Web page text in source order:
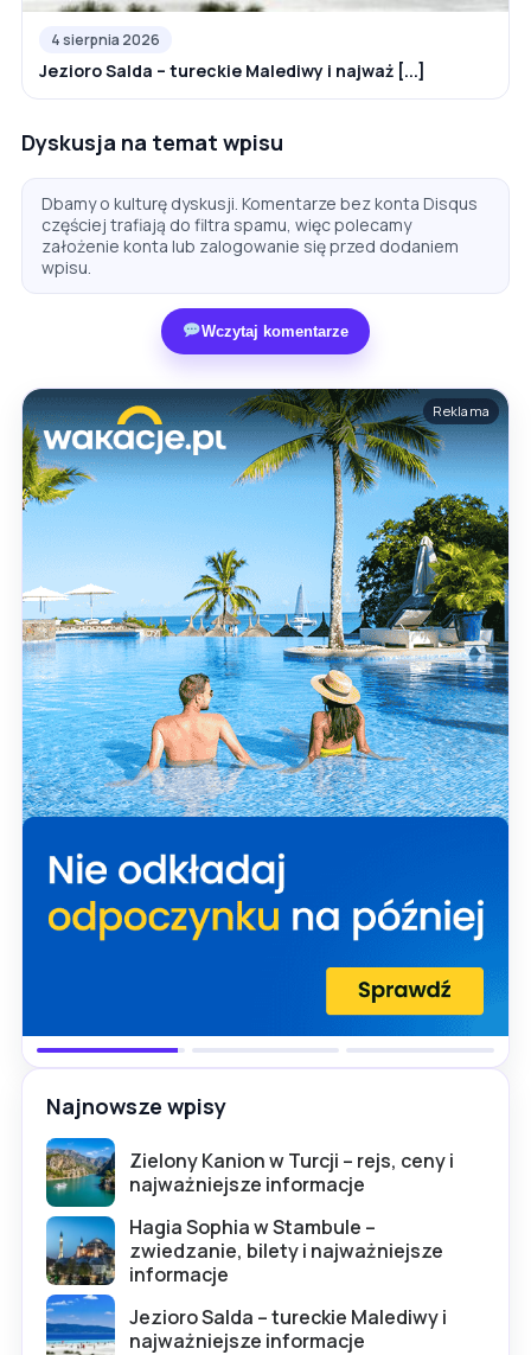
4 sierpnia 2026
Jezioro Salda – tureckie Malediwy i najważ [...]
Dyskusja na temat wpisu
Dbamy o kulturę dyskusji. Komentarze bez konta Disqus
częściej trafiają do filtra spamu, więc polecamy
założenie konta lub zalogowanie się przed dodaniem
wpisu.
Wczytaj komentarze
Reklama
Najnowsze wpisy
Zielony Kanion w Turcji – rejs, ceny i
najważniejsze informacje
Hagia Sophia w Stambule –
zwiedzanie, bilety i najważniejsze
informacje
Jezioro Salda – tureckie Malediwy i
najważniejsze informacje